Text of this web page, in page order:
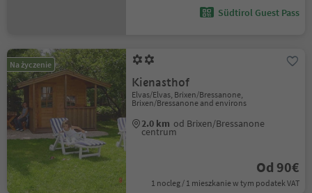
Südtirol Guest Pass
Na życzenie
Kienasthof
Elvas/Elvas, Brixen/Bressanone,
Brixen/Bressanone and environs
2.0 km od Brixen/Bressanone
centrum
Od 90€
1 nocleg / 1 mieszkanie w tym podatek VAT